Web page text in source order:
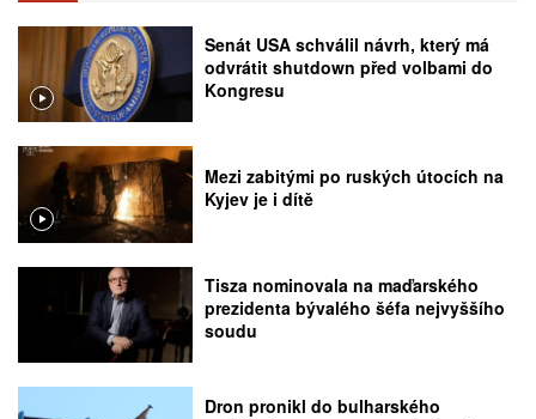
Senát USA schválil návrh, který má
odvrátit shutdown před volbami do
Kongresu
Mezi zabitými po ruských útocích na
Kyjev je i dítě
Tisza nominovala na maďarského
prezidenta bývalého šéfa nejvyššího
soudu
Dron pronikl do bulharského